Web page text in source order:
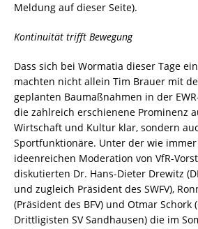
Meldung auf dieser Seite).
Kontinuität trifft Bewegung
Dass sich bei Wormatia dieser Tage
machten nicht allein Tim Brauer mit
geplanten Baumaßnahmen in der
die zahlreich erschienene Prominenz
Wirtschaft und Kultur klar, sondern
Sportfunktionäre. Unter der wie
ideenreichen Moderation von VfR-
diskutierten Dr. Hans-Dieter Drewitz
und zugleich Präsident des SWFV),
(Präsident des BFV) und Otmar Schork
Drittligisten SV Sandhausen) die im